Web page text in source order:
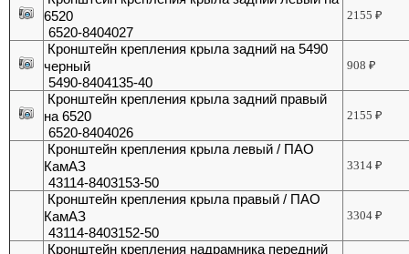
6520
6520-8404027
2155₽
Кронштейн крепления крыла задний на 5490
черный
5490-8404135-40
908₽
Кронштейн крепления крыла задний правый
на 6520
6520-8404026
2155₽
Кронштейн крепления крыла левый / ПАО
КамАЗ
43114-8403153-50
3314₽
Кронштейн крепления крыла правый / ПАО
КамАЗ
43114-8403152-50
3304₽
Кронштейн крепления надрамника передний